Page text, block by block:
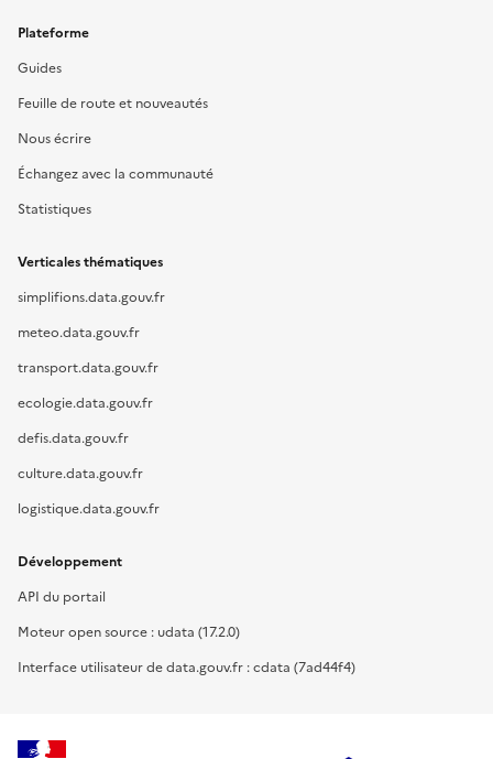
Plateforme
Guides
Feuille de route et nouveautés
Nous écrire
Échangez avec la communauté
Statistiques
Verticales thématiques
simplifions.data.gouv.fr
meteo.data.gouv.fr
transport.data.gouv.fr
ecologie.data.gouv.fr
defis.data.gouv.fr
culture.data.gouv.fr
logistique.data.gouv.fr
Développement
API du portail
Moteur open source : udata (17.2.0)
Interface utilisateur de data.gouv.fr : cdata (7ad44f4)